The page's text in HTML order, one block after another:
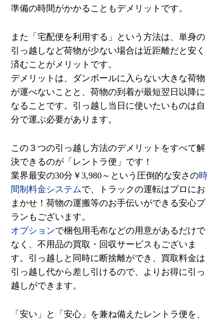
準備の時間がかかることもデメリットです。
また「宅配便を利用する」という方法は、単身の
引っ越しなど荷物が少ない場合は近距離だと安く
済むことがメリットです。
デメリットは、ダンボールに入らない大きな荷物
が運べないことと、荷物の到着が最短翌日以降に
なることです。引っ越し当日に使いたいものは自
分で運ぶ必要があります。
この３つの引っ越し方法のデメリットをすべて解
決できるのが「レントラ便」です！
業界最安の30分￥ 3,980～という圧倒的な安さの時
間制料金システムで、トラックの運転はプロにお
まかせ！荷物の運搬等のお手伝いができる安心プ
ランもございます。
オプションで梱包用毛布などの用意があるだけで
なく、不用品の買取 ・回収サービスもございま
す。引っ越しと同時に断捨離ができ、買取料金は
引っ越し代から差し引けるので、よりお得に引っ
越しができます。
「安い」と「安心」を兼ね備えたレントラ便を、